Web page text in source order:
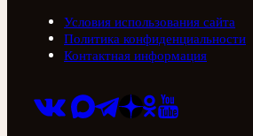
Условия использования сайта
Политика конфиденциальности
Контактная информация